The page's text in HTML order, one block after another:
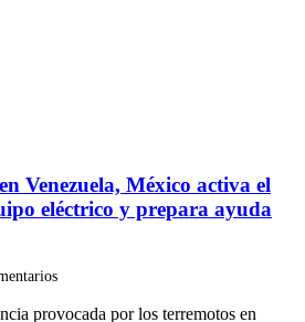
Venezuela, México activa el
eléctrico y prepara ayuda
provocada por los terremotos en